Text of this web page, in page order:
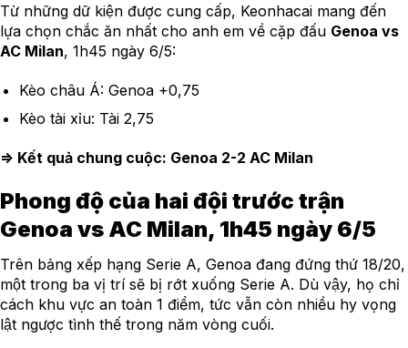
Từ những dữ kiện được cung cấp, Keonhacai mang đến
lựa chọn chắc ăn nhất cho anh em về cặp đấu Genoa vs
AC Milan, 1h45 ngày 6/5:
Kèo châu Á: Genoa +0,75
Kèo tài xỉu: Tài 2,75
=> Kết quả chung cuộc: Genoa 2-2 AC Milan
Phong độ của hai đội trước trận
Genoa vs AC Milan, 1h45 ngày 6/5
Trên bảng xếp hạng Serie A, Genoa đang đứng thứ 18/20,
một trong ba vị trí sẽ bị rớt xuống Serie A. Dù vậy, họ chỉ
cách khu vực an toàn 1 điểm, tức vẫn còn nhiều hy vọng
lật ngược tình thế trong năm vòng cuối.